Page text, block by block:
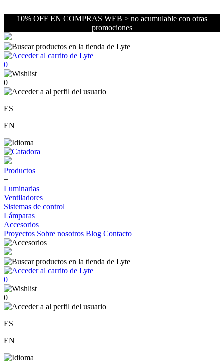
10% OFF EN COMPRAS WEB > no acumulable con otras
promociones
0
0
ES
EN
Productos
+
Luminarias
Ventiladores
Sistemas de control
Lámparas
Accesorios
Proyectos Sobre nosotros Blog Contacto
0
0
ES
EN